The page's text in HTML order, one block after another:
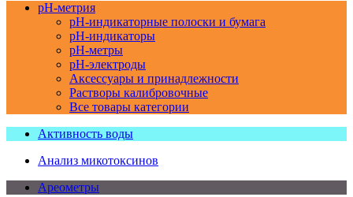
pH-метрия
pH-индикаторные полоски и бумага
pH-индикаторы
pH-метры
pH-электроды
Аксессуары и принадлежности
Растворы калибровочные
Все товары категории
Активность воды
Анализ микотоксинов
Ареометры